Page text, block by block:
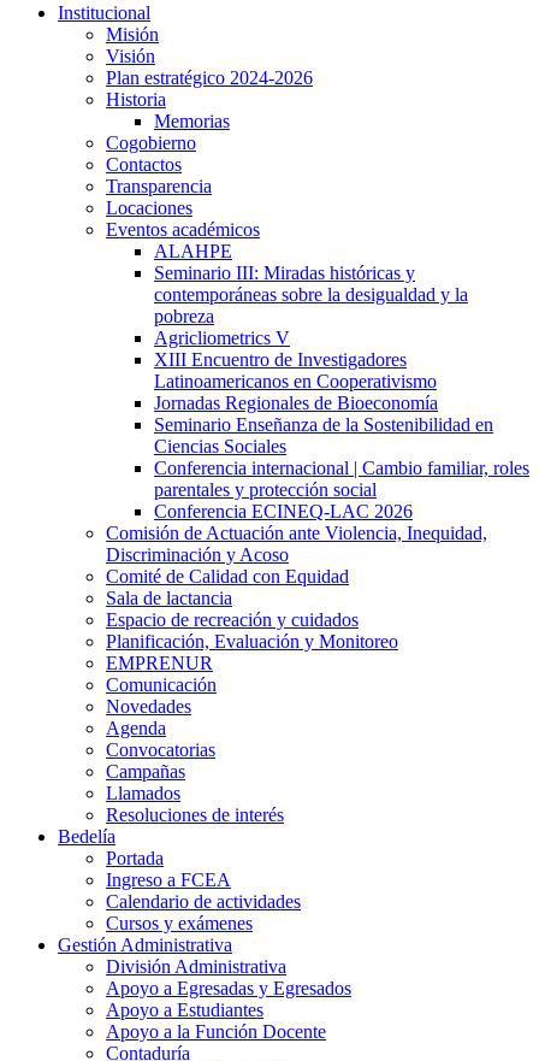
Institucional
Misión
Visión
Plan estratégico 2024-2026
Historia
Memorias
Cogobierno
Contactos
Transparencia
Locaciones
Eventos académicos
ALAHPE
Seminario III: Miradas históricas y
contemporáneas sobre la desigualdad y la
pobreza
Agricliometrics V
XIII Encuentro de Investigadores
Latinoamericanos en Cooperativismo
Jornadas Regionales de Bioeconomía
Seminario Enseñanza de la Sostenibilidad en
Ciencias Sociales
Conferencia internacional | Cambio familiar, roles
parentales y protección social
Conferencia ECINEQ-LAC 2026
Comisión de Actuación ante Violencia, Inequidad,
Discriminación y Acoso
Comité de Calidad con Equidad
Sala de lactancia
Espacio de recreación y cuidados
Planificación, Evaluación y Monitoreo
EMPRENUR
Comunicación
Novedades
Agenda
Convocatorias
Campañas
Llamados
Resoluciones de interés
Bedelía
Portada
Ingreso a FCEA
Calendario de actividades
Cursos y exámenes
Gestión Administrativa
División Administrativa
Apoyo a Egresadas y Egresados
Apoyo a Estudiantes
Apoyo a la Función Docente
Contaduría